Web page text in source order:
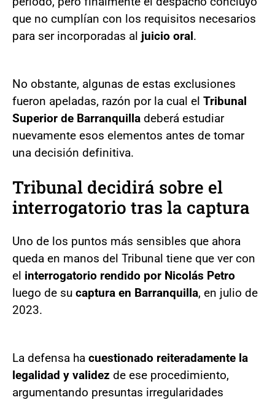
que no cumplían con los requisitos necesarios
para ser incorporadas al juicio oral.
No obstante, algunas de estas exclusiones
fueron apeladas, razón por la cual el Tribunal
Superior de Barranquilla deberá estudiar
nuevamente esos elementos antes de tomar
una decisión definitiva.
Tribunal decidirá sobre el
interrogatorio tras la captura
Uno de los puntos más sensibles que ahora
queda en manos del Tribunal tiene que ver con
el interrogatorio rendido por Nicolás Petro
luego de su captura en Barranquilla, en julio de
2023.
La defensa ha cuestionado reiteradamente la
legalidad y validez de ese procedimiento,
argumentando presuntas irregularidades